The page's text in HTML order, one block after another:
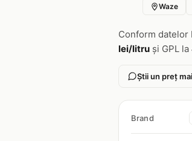
Waze
Conform datelor
lei/litru și GPL la
Știi un preț
Brand